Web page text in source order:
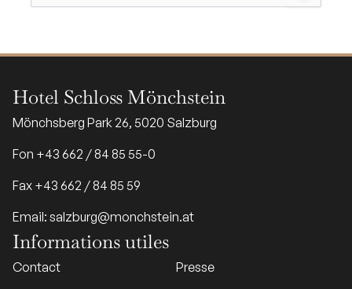
Hotel Schloss Mönchstein
Mönchsberg Park 26, 5020 Salzburg
Fon +43 662 / 84 85 55-0
Fax +43 662 / 84 85 59
Email: salzburg@monchstein.at
Informations utiles
Contact
Presse